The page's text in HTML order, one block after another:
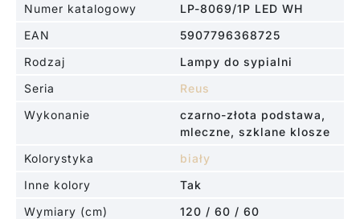
Numer katalogowy
LP-8069/1P LED WH
EAN
5907796368725
Rodzaj
Lampy do sypialni
Seria
Reus
Wykonanie
czarno-złota podstawa,
mleczne, szklane klosze
Kolorystyka
biały
Inne kolory
Tak
Wymiary (cm)
120 / 60 / 60